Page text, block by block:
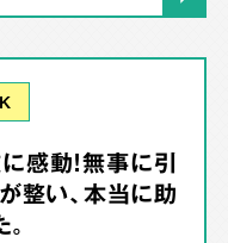
感動！無事に引
整い、本当に助